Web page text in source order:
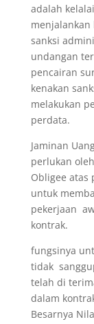
adalah
menjalankan
sanksi
undangan
pencairan
kenakan
melakukan
perdata.
Jaminan
perlukan
Obligee
untuk
pekerjaan
kontrak.
fungsinya
tidak
telah di
dalam
Besarnya